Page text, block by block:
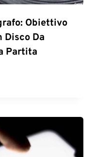
Obiettivo
Disco Da
Partita